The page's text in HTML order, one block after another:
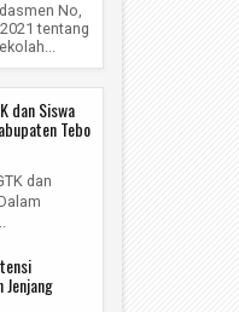
No,
tentang
dan Siswa
Tebo
dan